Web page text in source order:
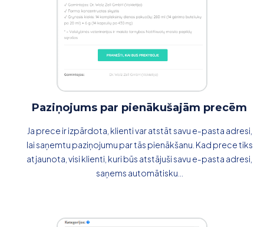
Paziņojums par pienākušajām precēm
Ja prece ir izpārdota, klienti var atstāt savu e-pasta adresi,
lai saņemtu paziņojumu par tās pienākšanu. Kad prece tiks
atjaunota, visi klienti, kuri būs atstājuši savu e-pasta adresi,
saņems automātisku...